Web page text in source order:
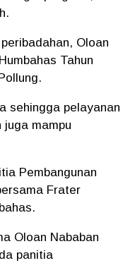
Oloan
Tahun
sehingga pelayanan
mampu
Pembangunan
Frater
Oloan Nababan
panitia